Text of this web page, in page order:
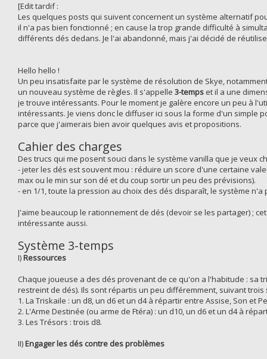
[Edit tardif :
Les quelques posts qui suivent concernent un système alternatif
il n'a pas bien fonctionné ; en cause la trop grande difficulté à
différents dés dedans. Je l'ai abandonné, mais j'ai décidé de
Hello hello !
Un peu insatisfaite par le système de résolution de Skye,
un nouveau système de règles. Il s'appelle 3-temps et il a une
je trouve intéressants. Pour le moment je galère encore un peu à
intéressants. Je viens donc le diffuser ici sous la forme d'un
parce que j'aimerais bien avoir quelques avis et propositions.
Cahier des charges
Des trucs qui me posent souci dans le système vanilla que je veux
- jeter les dés est souvent mou : réduire un score d'une certaine
max ou le min sur son dé et du coup sortir un peu des prévisions).
- en 1/1, toute la pression au choix des dés disparaît, le système
J'aime beaucoup le rationnement de dés (devoir se les partager) ;
intéressante aussi.
Système 3-temps
I)Ressources
Chaque joueuse a des dés provenant de ce qu'on a l'habitude : sa
restreint de dés). Ils sont répartis un peu différemment, suivant trois
1. La Triskaile : un d8, un d6 et un d4 à répartir entre Assise, Son et
2. L'Arme Destinée (ou arme de Ftéra) : un d10, un d6 et un d4 à
3. Les Trésors : trois d8.
II)Engager les dés contre des problèmes